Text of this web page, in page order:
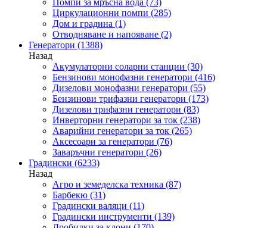
Помпи за мръсна вода (73)
Циркулационни помпи (285)
Дом и градина (1)
Отводняване и напояване (2)
Генератори (1388)
Назад
Акумулаторни соларни станции (30)
Бензинови монофазни генератори (416)
Дизелови монофазни генератори (55)
Бензинови трифазни генератори (173)
Дизелови трифазни генератори (83)
Инверторни генератори за ток (238)
Аварийни генератори за ток (265)
Аксесоари за генератори (76)
Заваръчни генератори (26)
Градински (6233)
Назад
Агро и земеделска техника (87)
Барбекю (31)
Градински валяци (11)
Градински инструменти (139)